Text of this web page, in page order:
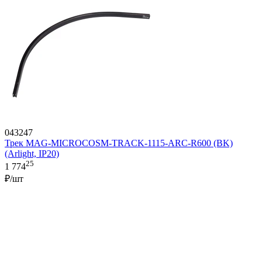
043247
Трек MAG-MICROCOSM-TRACK-1115-ARC-R600 (BK)
(Arlight, IP20)
1 77425
₽/шт